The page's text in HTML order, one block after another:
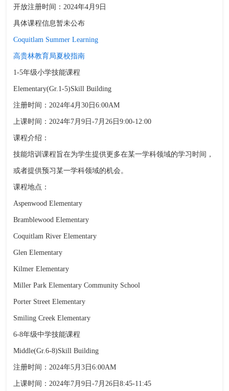
开放注册时间：2024年4月9日
具体课程信息暂未公布
Coquitlam Summer Learning
高贵林教育局夏校指南
1-5年级小学技能课程
Elementary(Gr.1-5)Skill Building
注册时间：2024年4月30日6:00AM
上课时间：2024年7月9日-7月26日9:00-12:00
课程介绍：
技能培训课程旨在为学生提供更多在某一学科领域的学习时间，
或者提供预习某一学科领域的机会。
课程地点：
Aspenwood Elementary
Bramblewood Elementary
Coquitlam River Elementary
Glen Elementary
Kilmer Elementary
Miller Park Elementary Community School
Porter Street Elementary
Smiling Creek Elementary
6-8年级中学技能课程
Middle(Gr.6-8)Skill Building
注册时间：2024年5月3日6:00AM
上课时间：2024年7月9日-7月26日8:45-11:45